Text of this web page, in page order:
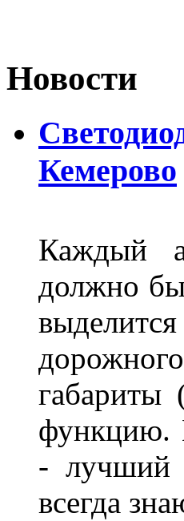
Новости
Кемерово
Каждый
должно
габариты
функцию.
- лучший
всегда